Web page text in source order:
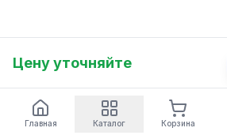
Цену уточняйте
Главная Каталог Корзина